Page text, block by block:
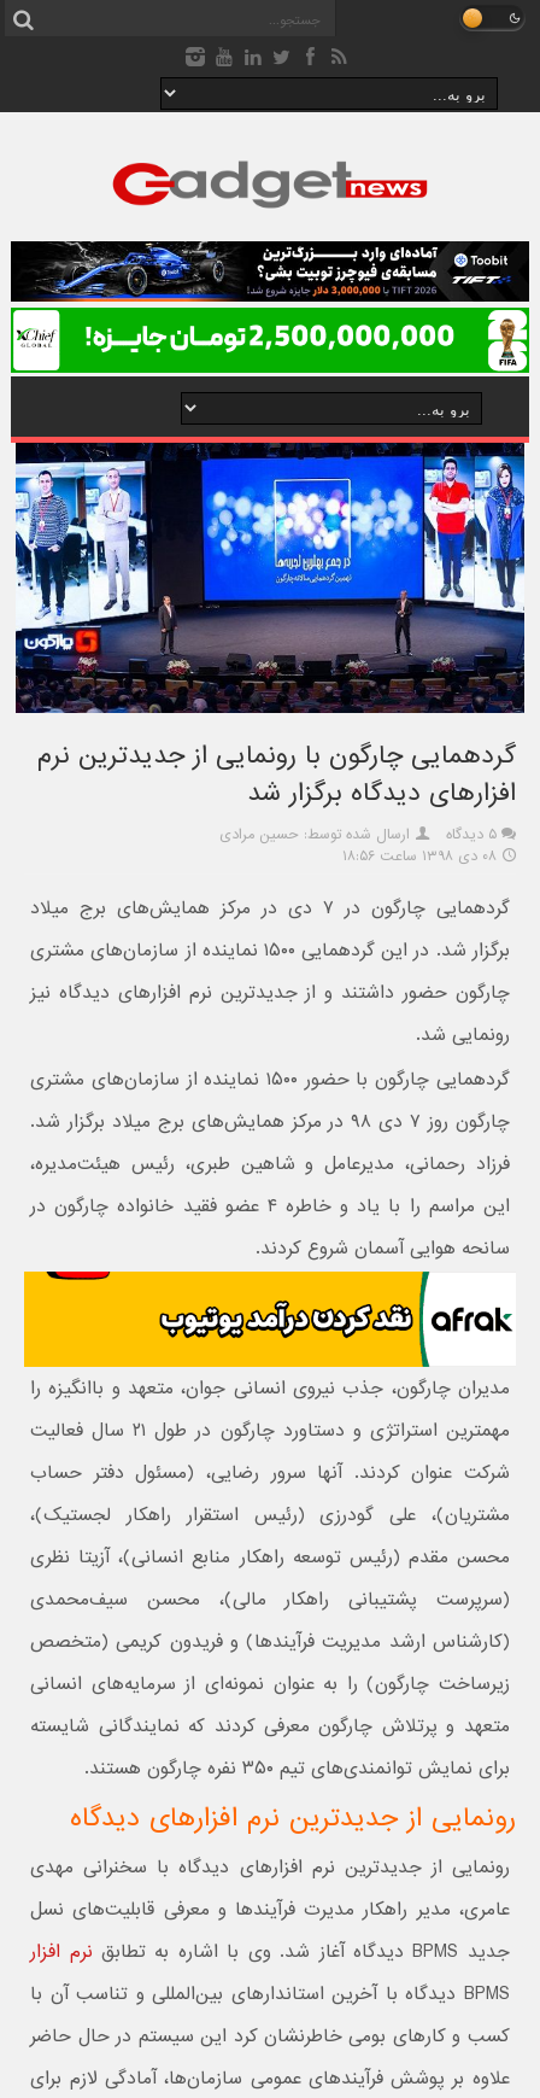
گردهمایی چارگون با رونمایی از جدیدترین نرم
افزارهای دیدگاه برگزار شد
۵ دیدگاه
ارسال شده توسط: حسین مرادی
۰۸ دی ۱۳۹۸ ساعت ۱۸:۵۶
گردهمایی چارگون در ۷ دی در مرکز همایش‌های برج میلاد
برگزار شد. در این گردهمایی ۱۵۰۰ نماینده از سازمان‌های مشتری
چارگون حضور داشتند و از جدیدترین نرم افزارهای دیدگاه نیز
رونمایی شد.
گردهمایی چارگون با حضور ۱۵۰۰ نماینده از سازمان‌های مشتری
چارگون روز ۷ دی ۹۸ در مرکز همایش‌های برج میلاد برگزار شد.
فرزاد رحمانی، مدیرعامل و شاهین طبری، رئیس هیئت‌مدیره،
این مراسم را با یاد و خاطره ۴ عضو فقید خانواده چارگون در
سانحه هوایی آسمان شروع کردند.
مدیران چارگون، جذب نیروی انسانی جوان، متعهد و باانگیزه را
مهمترین استراتژی و دستاورد چارگون در طول ۲۱ سال فعالیت
شرکت عنوان کردند. آنها سرور رضایی، (مسئول دفتر حساب
مشتریان)،‌ علی گودرزی (رئیس استقرار راهکار لجستیک)،‌
محسن مقدم (رئیس توسعه راهکار منابع انسانی)، آزیتا نظری
(سرپرست پشتیبانی راهکار مالی)، محسن سیف‌محمدی
(کارشناس ارشد مدیریت فرآیندها) و فریدون کریمی (متخصص
زیرساخت چارگون) را به عنوان نمونه‌ای از سرمایه‌های انسانی
متعهد و پرتلاش چارگون معرفی کردند که نمایندگانی شایسته
برای نمایش توانمندی‌های تیم ۳۵۰ نفره چارگون هستند.
رونمایی از جدیدترین نرم افزارهای دیدگاه
رونمایی از جدیدترین نرم افزارهای دیدگاه با سخنرانی مهدی
عامری، مدیر راهکار مدیرت فرآیندها و معرفی قابلیت‌های نسل
جدید BPMS دیدگاه آغاز شد. وی با اشاره به تطابق
نرم افزار
BPMS دیدگاه با آخرین استاندارهای بین‌المللی و تناسب آن با
کسب و کارهای بومی خاطرنشان کرد این سیستم در حال حاضر
علاوه بر پوشش فرآیندهای عمومی سازمان‌ها،‌ آمادگی لازم برای